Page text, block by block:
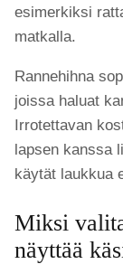
esimerkiksi
matkalla.
Rannehihna
joissa haluat
Irrotettavan
lapsen kanssa
käytät laukkua
Miksi
näyttää